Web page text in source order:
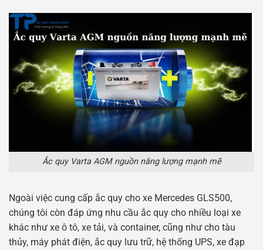
Ắc quy Varta AGM nguồn năng lượng mạnh mẽ
Ngoài việc cung cấp ắc quy cho xe Mercedes GLS500,
chúng tôi còn đáp ứng nhu cầu ắc quy cho nhiều loại xe
khác như xe ô tô, xe tải, và container, cũng như cho tàu
thủy, máy phát điện, ắc quy lưu trữ, hệ thống UPS, xe đạp